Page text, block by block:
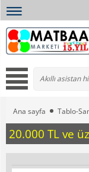
Ana sayfa Tablo-
20.000 TL ve